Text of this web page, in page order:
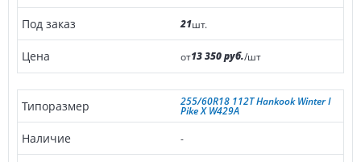
21шт.
от13 350 руб./шт
255/60R18 112T Hankook Winter I
Pike X W429A
-